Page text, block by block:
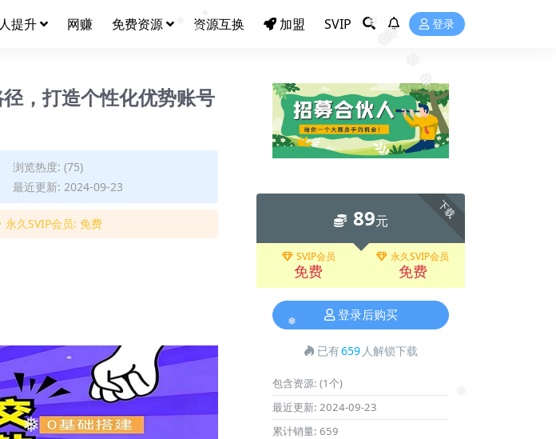
❅
❅
❅
提升 网赚 免费资源 资源互换 加盟 SVIP 登录
，打造个性化优势账号
浏览热度: (75)
最近更新: 2024-09-23
永久SVIP会员: 免费
下载
89元
SVIP会员
免费
永久SVIP会员
免费
登录后购买
已有659 人解锁下载
包含资源: (1个)
最近更新: 2024-09-23
累计销量: 659